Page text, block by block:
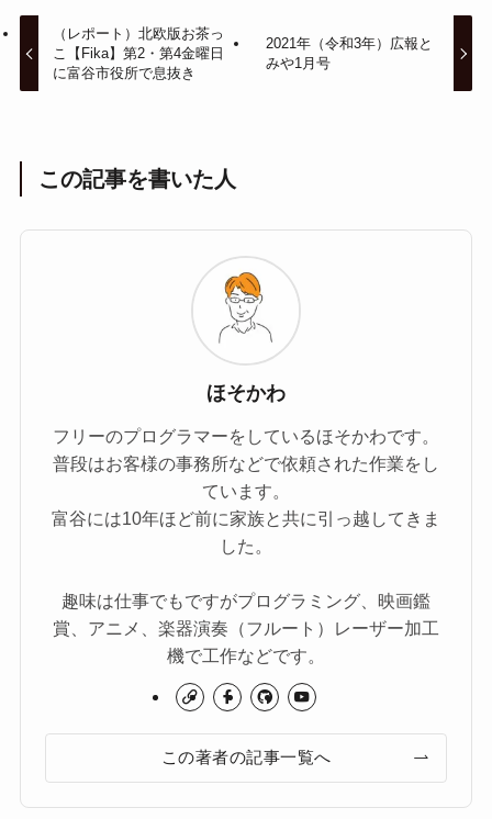
（レポート）北欧版お茶っ
こ【Fika】第2・第4金曜日
に富谷市役所で息抜き
2021年（令和3年）広報と
みや1月号
この記事を書いた人
ほそかわ
フリーのプログラマーをしているほそかわです。
普段はお客様の事務所などで依頼された作業をし
ています。
富谷には10年ほど前に家族と共に引っ越してきま
した。
趣味は仕事でもですがプログラミング、映画鑑
賞、アニメ、楽器演奏（フルート）レーザー加工
機で工作などです。
この著者の記事一覧へ